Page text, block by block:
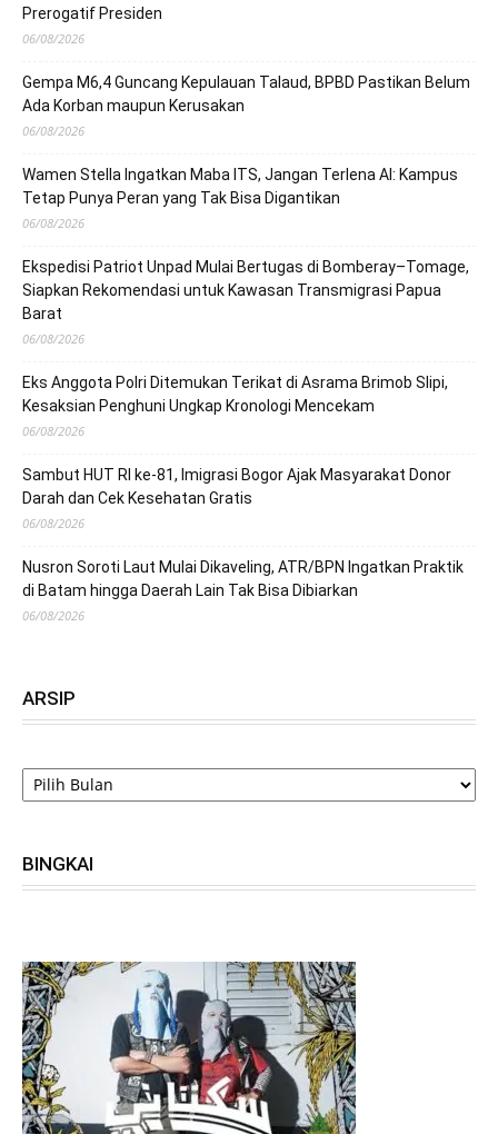
Prerogatif Presiden
06/08/2026
Gempa M6,4 Guncang Kepulauan Talaud, BPBD Pastikan Belum
Ada Korban maupun Kerusakan
06/08/2026
Wamen Stella Ingatkan Maba ITS, Jangan Terlena AI: Kampus
Tetap Punya Peran yang Tak Bisa Digantikan
06/08/2026
Ekspedisi Patriot Unpad Mulai Bertugas di Bomberay–Tomage,
Siapkan Rekomendasi untuk Kawasan Transmigrasi Papua
Barat
06/08/2026
Eks Anggota Polri Ditemukan Terikat di Asrama Brimob Slipi,
Kesaksian Penghuni Ungkap Kronologi Mencekam
06/08/2026
Sambut HUT RI ke-81, Imigrasi Bogor Ajak Masyarakat Donor
Darah dan Cek Kesehatan Gratis
06/08/2026
Nusron Soroti Laut Mulai Dikaveling, ATR/BPN Ingatkan Praktik
di Batam hingga Daerah Lain Tak Bisa Dibiarkan
06/08/2026
ARSIP
ARSIP
BINGKAI